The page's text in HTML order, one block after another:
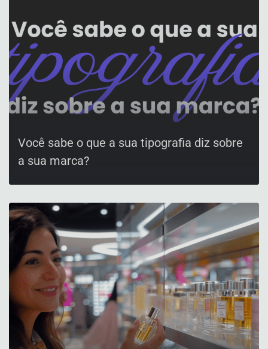
Você sabe o que a sua tipografia diz sobre
a sua marca?